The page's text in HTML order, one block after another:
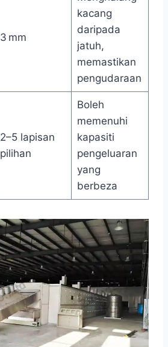
3 mm
kacang
daripada
jatuh,
memastikan
pengudaraan
2–5 lapisan
pilihan
Boleh
memenuhi
kapasiti
pengeluaran
yang
berbeza